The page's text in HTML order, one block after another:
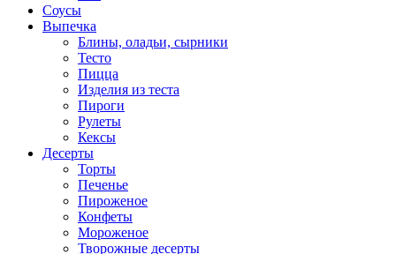
Соусы
Выпечка
Блины, оладьи, сырники
Тесто
Пицца
Изделия из теста
Пироги
Рулеты
Кексы
Десерты
Торты
Печенье
Пироженое
Конфеты
Мороженое
Творожные десерты